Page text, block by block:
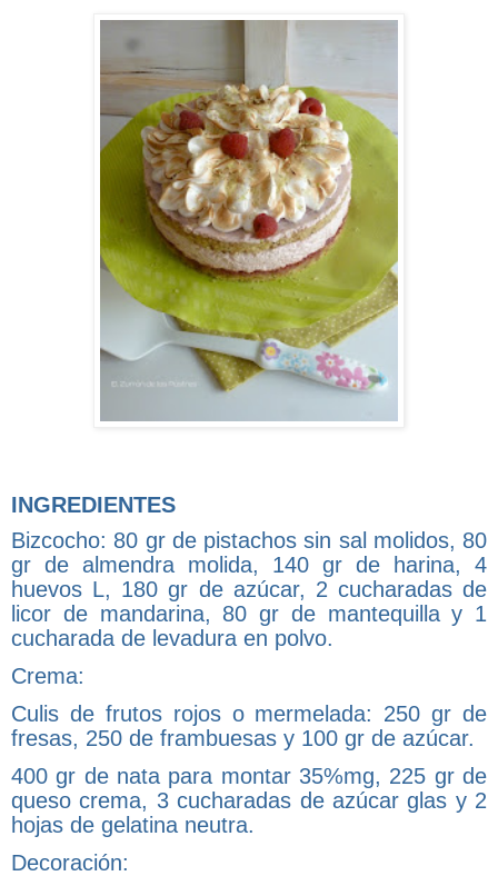
INGREDIENTES
Bizcocho: 80 gr de pistachos sin sal molidos, 80
gr de almendra molida, 140 gr de harina, 4
huevos L, 180 gr de azúcar, 2 cucharadas de
licor de mandarina, 80 gr de mantequilla y 1
cucharada de levadura en polvo.
Crema:
Culis de frutos rojos o mermelada: 250 gr de
fresas, 250 de frambuesas y 100 gr de azúcar.
400 gr de nata para montar 35%mg, 225 gr de
queso crema, 3 cucharadas de azúcar glas y 2
hojas de gelatina neutra.
Decoración: